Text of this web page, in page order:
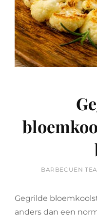
BY
BARBECUEN
Gegrilde
anders dan een